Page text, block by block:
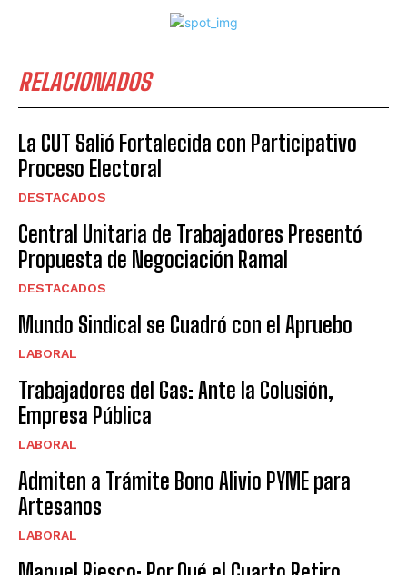
RELACIONADOS
La CUT Salió Fortalecida con Participativo
Proceso Electoral
DESTACADOS
Central Unitaria de Trabajadores Presentó
Propuesta de Negociación Ramal
DESTACADOS
Mundo Sindical se Cuadró con el Apruebo
LABORAL
Trabajadores del Gas: Ante la Colusión,
Empresa Pública
LABORAL
Admiten a Trámite Bono Alivio PYME para
Artesanos
LABORAL